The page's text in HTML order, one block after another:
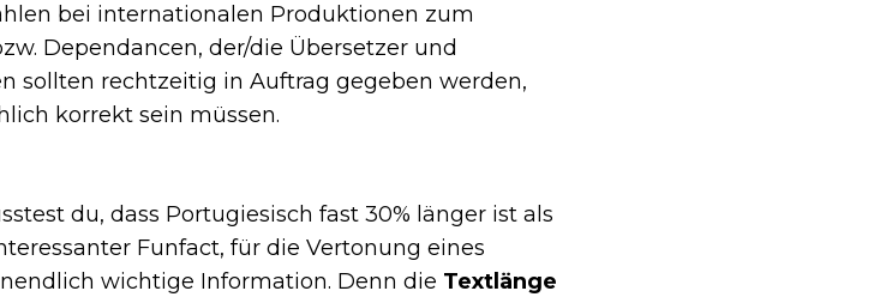
bei internationalen Produktionen zum
Dependancen, der/die Übersetzer und
sollten rechtzeitig in Auftrag gegeben werden,
korrekt sein müssen.
du, dass Portugiesisch fast 30% länger ist als
Funfact, für die Vertonung eines
wichtige Information. Denn die Textlänge